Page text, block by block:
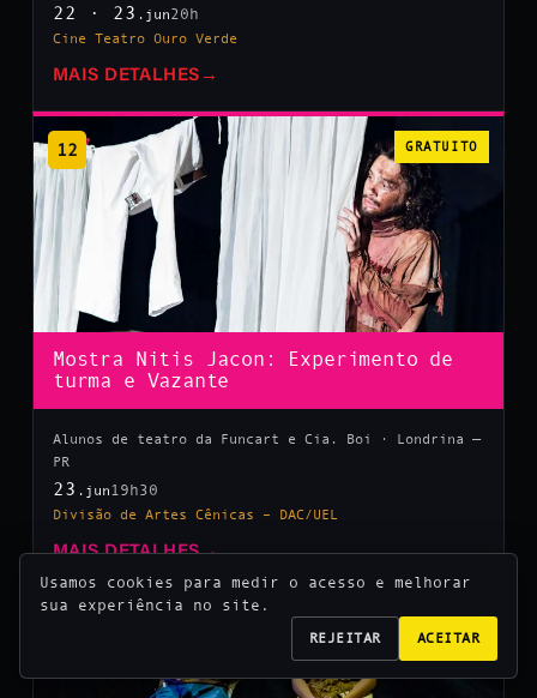
22 · 23 .jun20h
Cine Teatro Ouro Verde
MAIS DETALHES →
12 GRATUITO
Mostra Nitis Jacon: Experimento de
turma e Vazante
Alunos de teatro da Funcart e Cia. Boi · Londrina —
PR
23 .jun 19h30
Divisão de Artes Cênicas – DAC/UEL
MAIS DETALHES→
Usamos cookies para medir o acesso e melhorar
sua experiência no site.
REJEITAR ACEITAR